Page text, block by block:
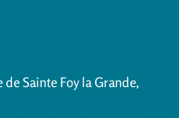
de Sainte Foy la Grande,